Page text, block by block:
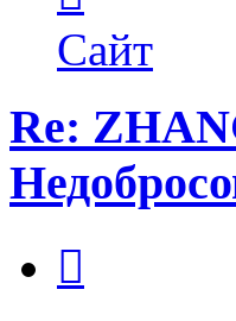
пользователя
Lawego
Сайт
Re: